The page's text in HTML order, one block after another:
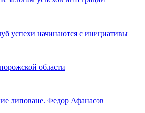
успехи начинаются с инициативы
области
липоване. Федор Афанасов